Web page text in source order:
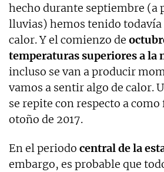
hecho durante septiembre (a
lluvias) hemos tenido todavía
calor. Y el comienzo de
temperaturas superiores a la
incluso se van a producir
vamos a sentir algo de calor.
se repite con respecto a
otoño de 2017.
En el periodo central de la
embargo, es probable que